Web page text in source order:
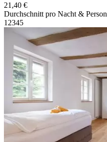
21,40 €
Durchschnitt pro Nacht & Person
1 2345